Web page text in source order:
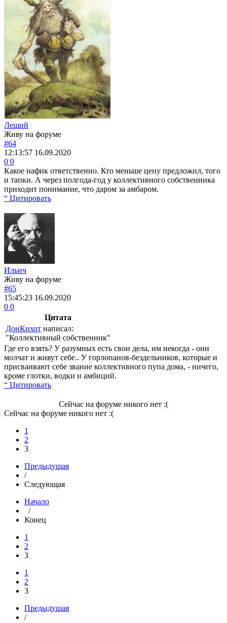
Леший
Живу на форуме
#64
12:13:57 16.09.2020
0 0
Какое нафик ответственно. Кто меньше цену предложил, того
и тапки. А через полгода-год у коллективного собственника
приходит понимание, что даром за амбаром.
“ Цитировать
Ильич
Живу на форуме
#65
15:45:23 16.09.2020
0 0
Цитата
ДонКихот написал:
"Коллективный собственник"
Где его взять? У разумных есть свои дела, им некогда - они
молчат и живут себе.. У горлопанов-бездельников, которые и
присваивают себе звание коллективного пупа дома, - ничего,
кроме глотки, водки и амбиций.
“ Цитировать
Сейчас на форуме никого нет :(
Сейчас на форуме никого нет :(
1
2
3
Предыдущая
/
Следующая
Начало
/
Конец
1
2
3
1
2
3
Предыдущая
/